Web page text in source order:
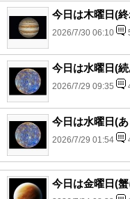
今日は木曜日(
2026/7/30 06:10
今日は水曜日(
2026/7/29 09:35
今日は水曜日(
2026/7/29 01:54
今日は金曜日(